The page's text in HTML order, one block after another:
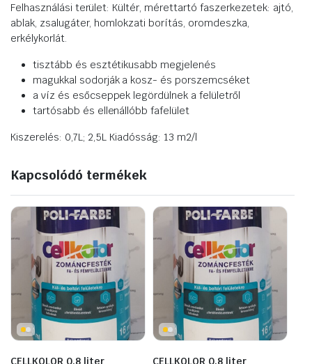
Felhasználási terület: Kültér, mérettartó faszerkezetek: ajtó,
ablak, zsalugáter, homlokzati borítás, oromdeszka,
erkélykorlát.
tisztább és esztétikusabb megjelenés
magukkal sodorják a kosz- és porszemcséket
a víz és esőcseppek legördülnek a felületről
tartósabb és ellenállóbb fafelület
Kiszerelés: 0,7L; 2,5L Kiadósság: 13 m2/l
Kapcsolódó termékek
CELLKOLOR 0,8 liter CELLKOLOR 0,8 liter